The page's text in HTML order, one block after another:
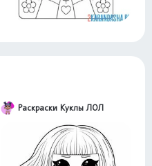
Раскраски Куклы ЛОЛ